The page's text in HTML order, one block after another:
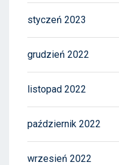
styczeń 2023
grudzień 2022
listopad 2022
październik 2022
wrzesień 2022